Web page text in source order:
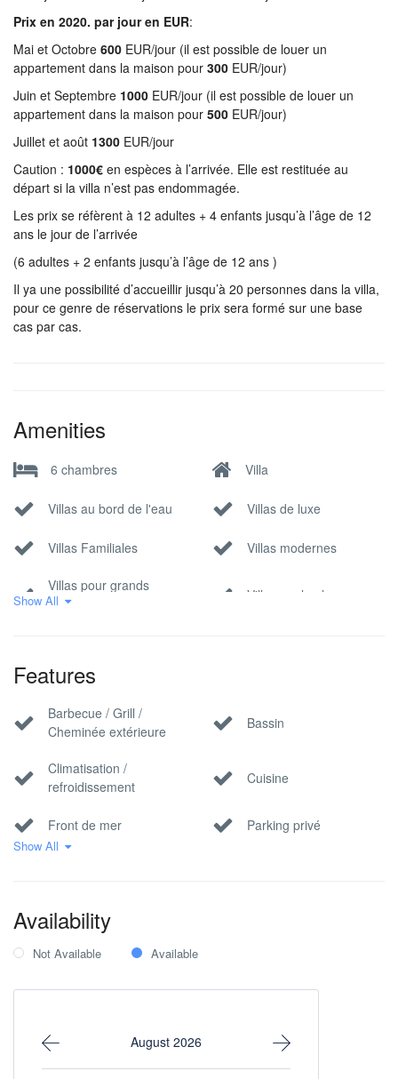
Prix en 2020. par jour en EUR:
Mai et Octobre 600 EUR/jour (il est possible de louer un
appartement dans la maison pour 300 EUR/jour)
Juin et Septembre 1000 EUR/jour (il est possible de louer un
appartement dans la maison pour 500 EUR/jour)
Juillet et août 1300 EUR/jour
Caution : 1000€ en espèces à l’arrivée. Elle est restituée au
départ si la villa n’est pas endommagée.
Les prix se réfèrent à 12 adultes + 4 enfants jusqu’à l’âge de 12
ans le jour de l’arrivée
(6 adultes + 2 enfants jusqu’à l’âge de 12 ans )
Il ya une possibilité d’accueillir jusqu’à 20 personnes dans la villa,
pour ce genre de réservations le prix sera formé sur une base
cas par cas.
Amenities
6 chambres Villa
Villas au bord de l'eau Villas de luxe
Villas Familiales Villas modernes
Villas pour grands
groupes
Villas sur la plage
Show All
Features
Barbecue / Grill /
Cheminée extérieure
Bassin
Climatisation /
refroidissement
Cuisine
Front de mer Parking privé
Show All
Availability
Not Available Available
August 2026